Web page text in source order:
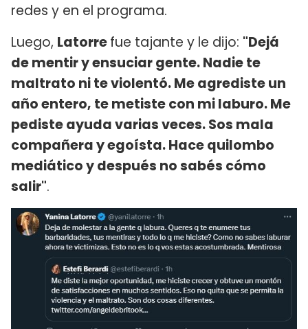
redes y en el programa.
Luego, Latorrefue tajante y le dijo: "Dejá
de mentir y ensuciar gente. Nadie te
maltrato ni te violentó. Me agrediste un
año entero, te metiste con mi laburo. Me
pediste ayuda varias veces. Sos mala
compañera y egoísta. Hace quilombo
mediático y después no sabés cómo
salir".